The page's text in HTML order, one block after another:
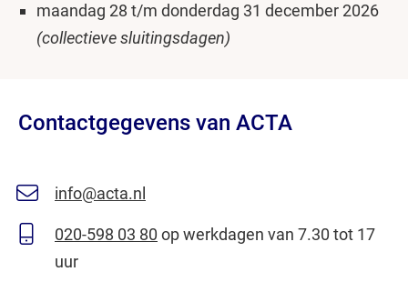
maandag 28 t/m donderdag 31 december 2026
(collectieve sluitingsdagen)
Contactgegevens van ACTA
info@acta.nl
020-598 03 80 op werkdagen van 7.30 tot 17
uur